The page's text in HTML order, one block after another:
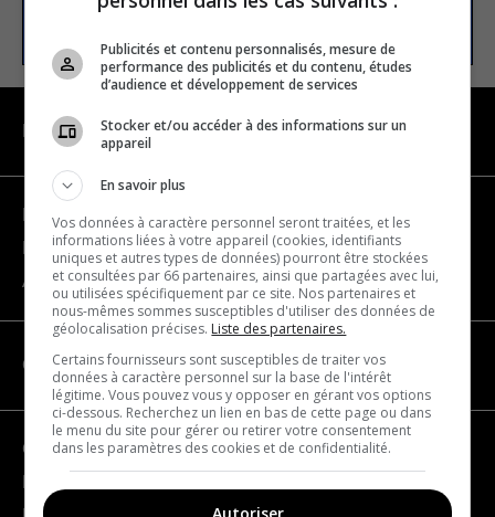
S’INSCRIRE
NAVIGATION
Devenir partenaire
Nous joindre
À propos
CATÉGORIES
Géographie
Publicités et contenu personnalisés, mesure de
performance des publicités et du contenu, études
d’audience et développement de services
Stocker et/ou accéder à des informations sur un
appareil
En savoir plus
Vos données à caractère personnel seront traitées, et les
informations liées à votre appareil (cookies, identifiants
uniques et autres types de données) pourront être stockées
et consultées par 66 partenaires, ainsi que partagées avec lui,
ou utilisées spécifiquement par ce site. Nos partenaires et
nous-mêmes sommes susceptibles d'utiliser des données de
géolocalisation précises. Liste des partenaires.
Certains fournisseurs sont susceptibles de traiter vos
données à caractère personnel sur la base de l'intérêt
légitime. Vous pouvez vous y opposer en gérant vos options
ci-dessous. Recherchez un lien en bas de cette page ou dans
le menu du site pour gérer ou retirer votre consentement
dans les paramètres des cookies et de confidentialité.